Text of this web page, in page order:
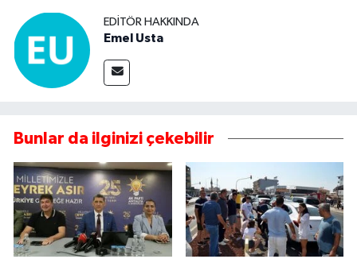
EDITÖR HAKKINDA
Emel Usta
Bunlar da ilginizi çekebilir